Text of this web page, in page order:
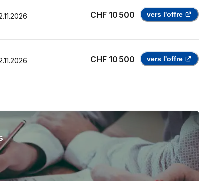
CHF 10 500 vers l'offre
CHF 10 500 vers l'offre